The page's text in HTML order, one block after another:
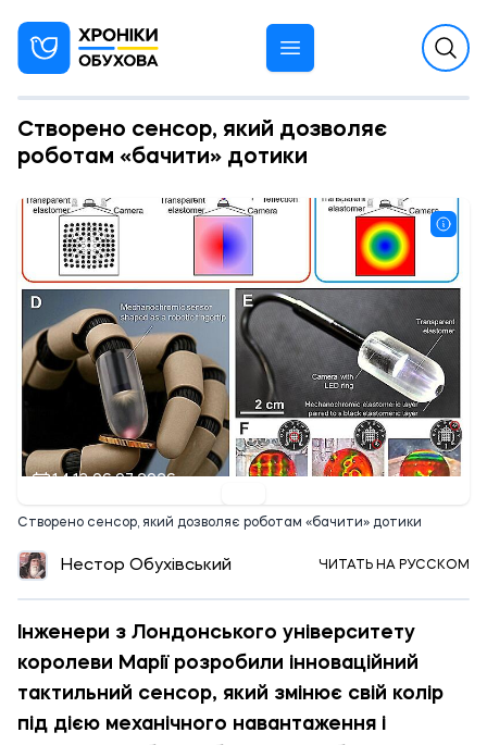
Cтворено сенсор, який дозволяє
роботам «бачити» дотики
14:13 06.07.2026
Cтворено сенсор, який дозволяє роботам «бачити» дотики
Нестор Обухівський ЧИТАТЬ НА РУССКОМ
Інженери з Лондонського університету
королеви Марії розробили інноваційний
тактильний сенсор, який змінює свій колір
під дією механічного навантаження і